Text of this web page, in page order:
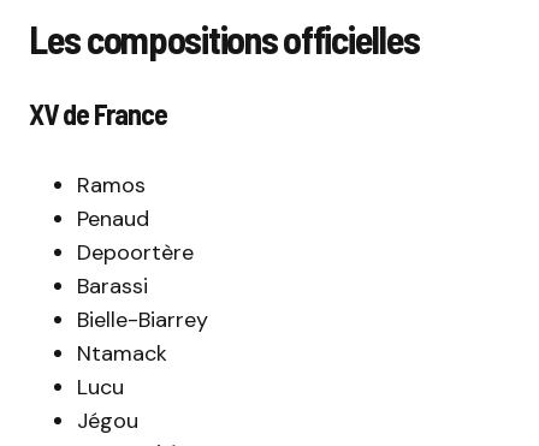
Les compositions officielles
XV de France
Ramos
Penaud
Depoortère
Barassi
Bielle-Biarrey
Ntamack
Lucu
Jégou